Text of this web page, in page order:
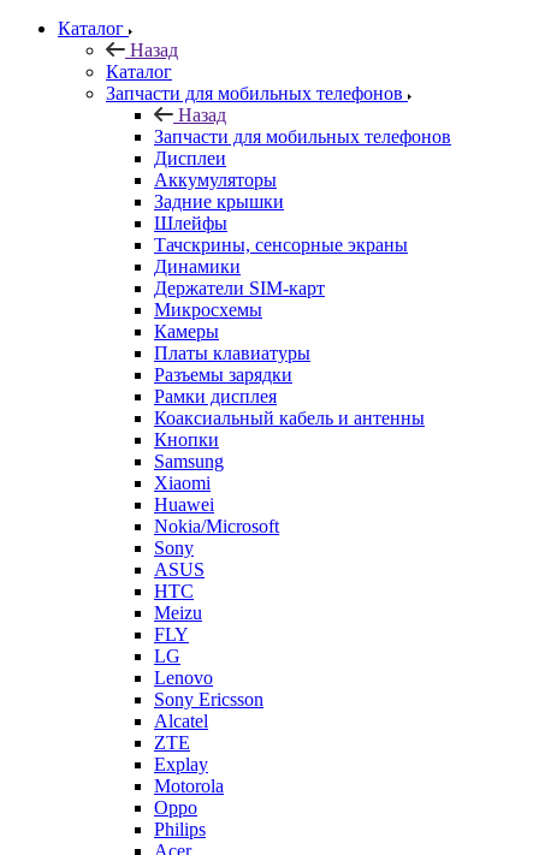
Каталог
Назад
Каталог
Запчасти для мобильных телефонов
Назад
Запчасти для мобильных телефонов
Дисплеи
Аккумуляторы
Задние крышки
Шлейфы
Тачскрины, сенсорные экраны
Динамики
Держатели SIM-карт
Микросхемы
Камеры
Платы клавиатуры
Разъемы зарядки
Рамки дисплея
Коаксиальный кабель и антенны
Кнопки
Samsung
Xiaomi
Huawei
Nokia/Microsoft
Sony
ASUS
HTC
Meizu
FLY
LG
Lenovo
Sony Ericsson
Alcatel
ZTE
Explay
Motorola
Oppo
Philips
Acer